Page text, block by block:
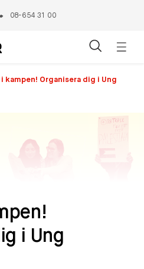
08-654 31 00
i kampen! Organisera dig i Ung
i Ung